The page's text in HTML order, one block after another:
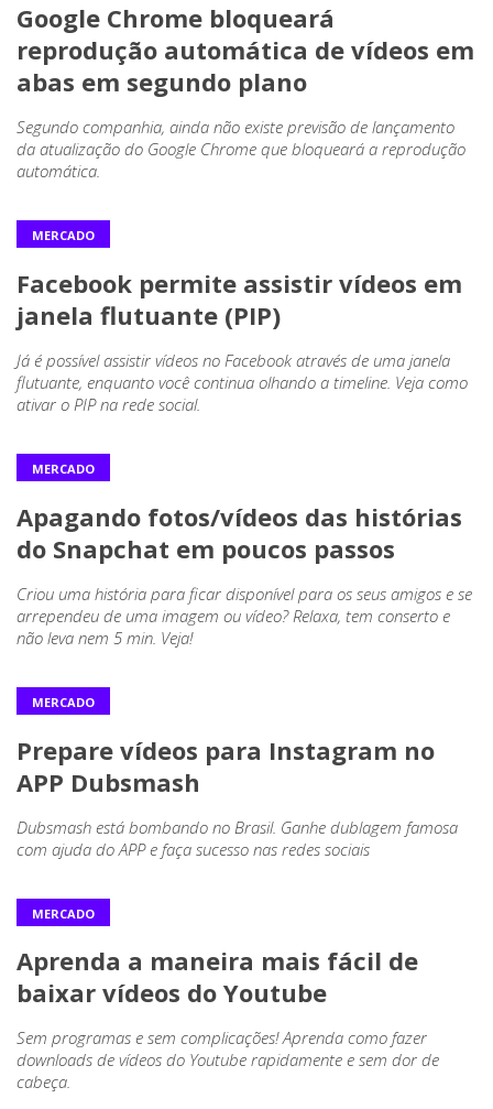
Google Chrome bloqueará
reprodução automática de vídeos em
abas em segundo plano
Segundo companhia, ainda não existe previsão de lançamento
da atualização do Google Chrome que bloqueará a reprodução
automática.
MERCADO
Facebook permite assistir vídeos em
janela flutuante (PIP)
Já é possível assistir vídeos no Facebook através de uma janela
flutuante, enquanto você continua olhando a timeline. Veja como
ativar o PIP na rede social.
MERCADO
Apagando fotos/vídeos das histórias
do Snapchat em poucos passos
Criou uma história para ficar disponível para os seus amigos e se
arrependeu de uma imagem ou vídeo? Relaxa, tem conserto e
não leva nem 5 min. Veja!
MERCADO
Prepare vídeos para Instagram no
APP Dubsmash
Dubsmash está bombando no Brasil. Ganhe dublagem famosa
com ajuda do APP e faça sucesso nas redes sociais
MERCADO
Aprenda a maneira mais fácil de
baixar vídeos do Youtube
Sem programas e sem complicações! Aprenda como fazer
downloads de vídeos do Youtube rapidamente e sem dor de
cabeça.